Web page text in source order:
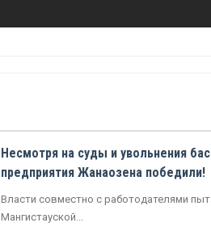
Несмотря на суды и увольнения
предприятия Жанаозена победили!
Власти совместно с работодателями
Мангистауской...